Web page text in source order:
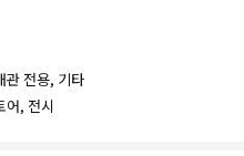
관 전용, 기타
어, 전시